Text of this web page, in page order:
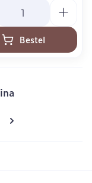
Bestel
pagina